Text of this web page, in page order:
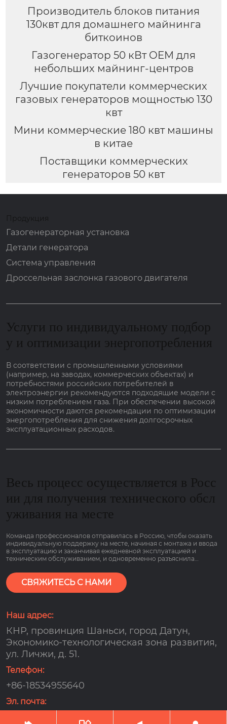
Производитель блоков питания
130квт для домашнего майнинга
биткоинов
Газогенератор 50 кВт OEM для
небольших майнинг-центров
Лучшие покупатели коммерческих
газовых генераторов мощностью 130
квт
Мини коммерческие 180 квт машины
в китае
Поставщики коммерческих
генераторов 50 квт
Продукция
Газогенераторная установка
Детали генератора
Система управления
Дроссельная заслонка газового двигателя
Услуги по индивидуальному подбор
у и оптимизации энергопотребления
В соответствии с промышленными условиями
(например, на заводах, коммерческих объектах) и
потребностями российских потребителей в
электроэнергии рекомендуются подходящие модели с
низким потреблением газа. При обеспечении высокой
экономичности даются рекомендации по оптимизации
энергопотребления для снижения долгосрочных
эксплуатационных расходов.
Весь процесс осуществляется в Росс
ии для получения технического обсл
уживания на месте
Команда профессионалов отправилась в Россию, чтобы оказать
индивидуальную поддержку на месте, начиная с монтажа и ввода
в эксплуатацию и заканчивая ежедневной эксплуатацией и
техническим обслуживанием, и одновременно разъяснила
потреблением газа и гарантией сроком на 2 года, чтобы клиенты
могли пользоваться им болеею спокойно.
СВЯЖИТЕСЬ С НАМИ
Наш адрес:
КНР, провинция Шаньси, город Датун,
Экономико-технологическая зона развития,
ул. Личжи, д. 51.
Телефон:
+86-18534955640
Эл. почта: